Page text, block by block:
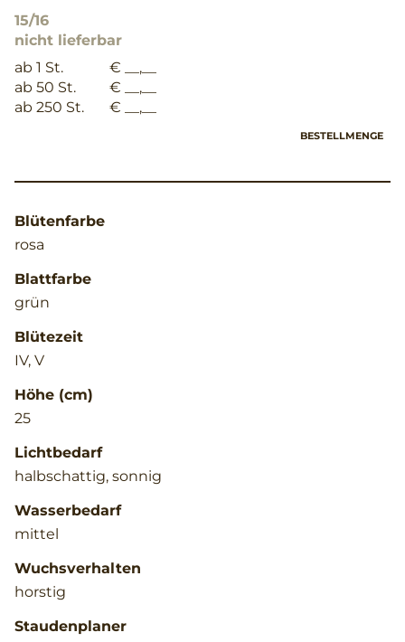
15/16
nicht lieferbar
ab 1 St.
€ __,__
ab 50 St.
€ __,__
ab 250 St.
€ __,__
BESTELLMENGE
Blütenfarbe
rosa
Blattfarbe
grün
Blütezeit
IV, V
Höhe (cm)
25
Lichtbedarf
halbschattig, sonnig
Wasserbedarf
mittel
Wuchsverhalten
horstig
Staudenplaner